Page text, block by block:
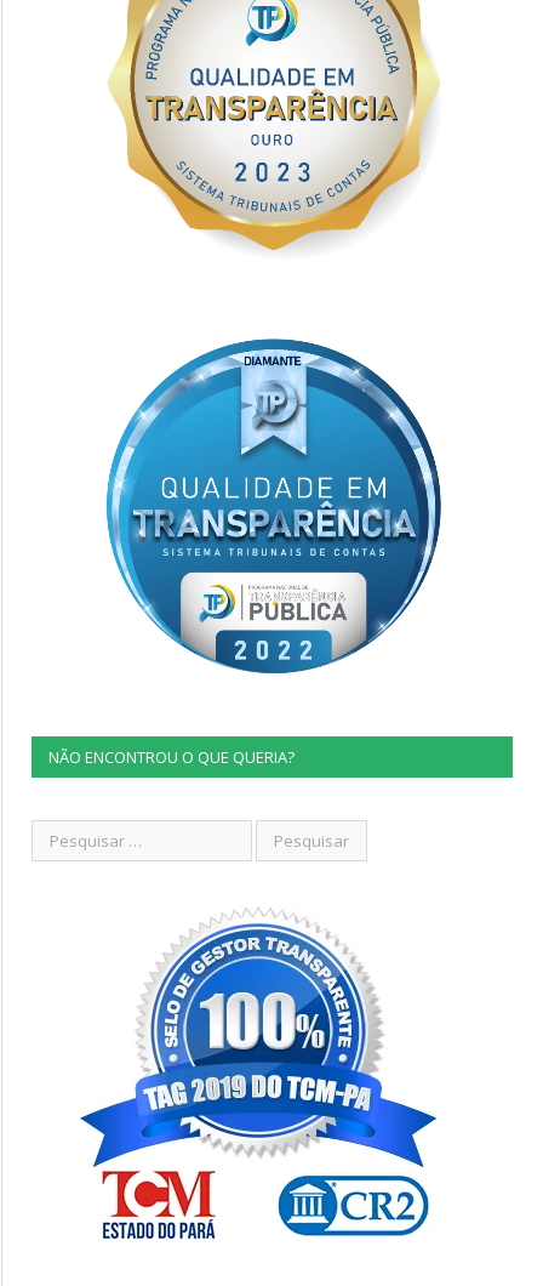
NÃO ENCONTROU O QUE QUERIA?